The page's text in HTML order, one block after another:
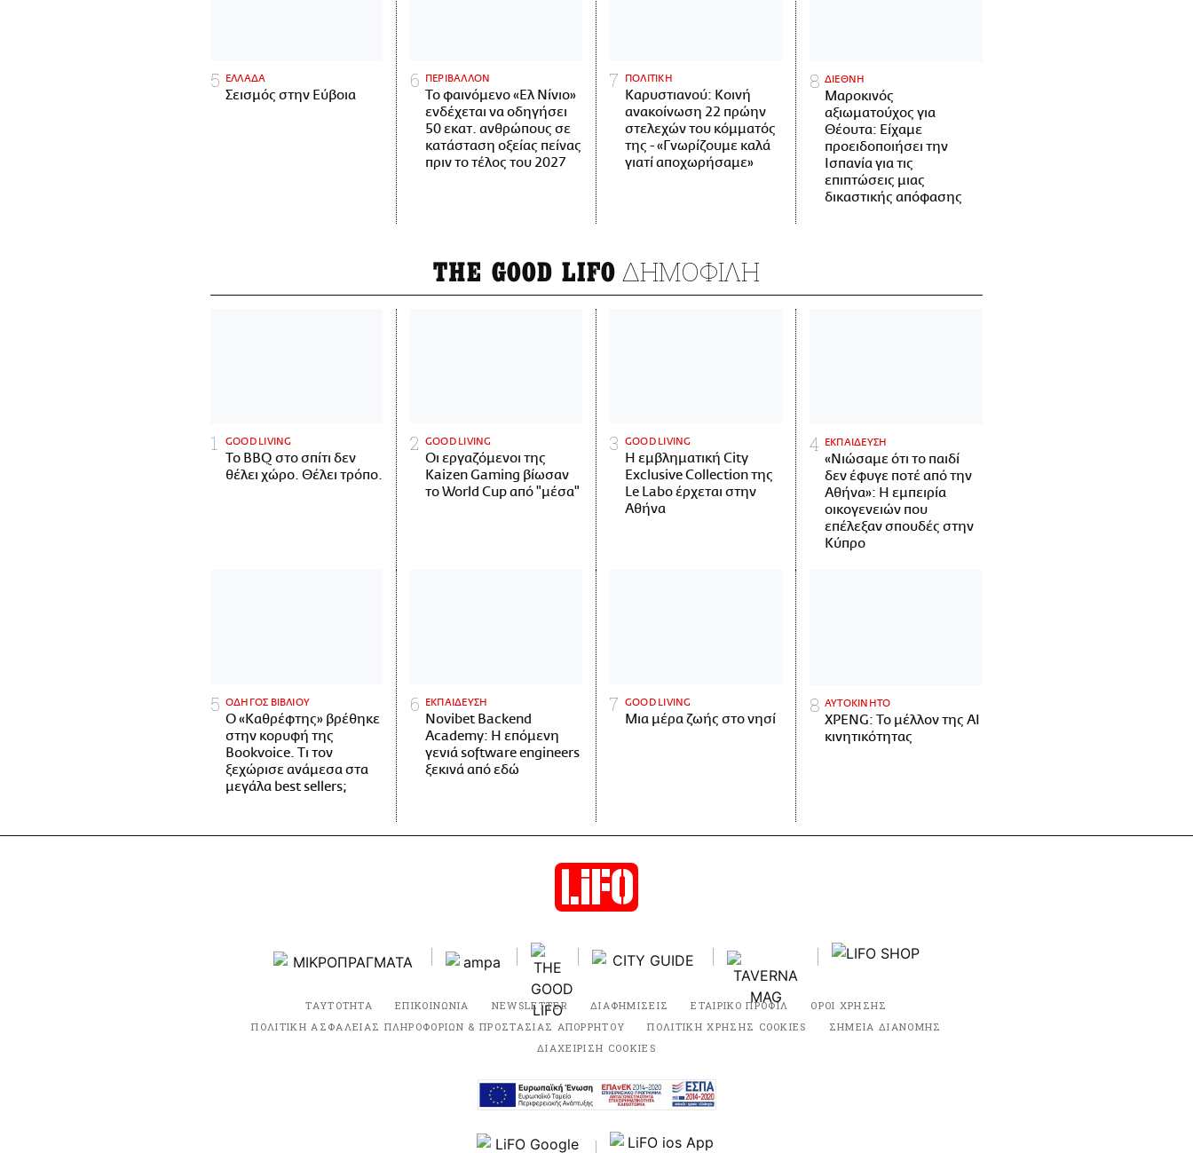
ΕΛΛΑΔΑ
Σεισμός στην Εύβοια
ΠΕΡΙΒΑΛΛΟΝ
Το φαινόμενο «Ελ Νίνιο»
ενδέχεται να οδηγήσει
50 εκατ. ανθρώπους σε
κατάσταση οξείας πείνας
πριν το τέλος του 2027
ΠΟΛΙΤΙΚΗ
Καρυστιανού: Κοινή
ανακοίνωση 22 πρώην
στελεχών του κόμματός
της - «Γνωρίζουμε καλά
γιατί αποχωρήσαμε»
ΔΙΕΘΝΗ
Μαροκινός
αξιωματούχος για
Θέουτα: Είχαμε
προειδοποιήσει την
Ισπανία για τις
επιπτώσεις μιας
δικαστικής απόφασης
THE GOOD LIFO ΔΗΜΟΦΙΛΗ
GOOD LIVING
Το BBQ στο σπίτι δεν
θέλει χώρο. Θέλει τρόπο.
GOOD LIVING
Οι εργαζόμενοι της
Kaizen Gaming βίωσαν
το World Cup από "μέσα"
GOOD LIVING
Η εμβληματική City
Exclusive Collection της
Le Labo έρχεται στην
Αθήνα
ΕΚΠΑΙΔΕΥΣΗ
«Νιώσαμε ότι το παιδί
δεν έφυγε ποτέ από την
Αθήνα»: Η εμπειρία
οικογενειών που
επέλεξαν σπουδές στην
Κύπρο
ΟΔΗΓΟΣ ΒΙΒΛΙΟΥ
Ο «Καθρέφτης» βρέθηκε
στην κορυφή της
Bookvoice. Τι τον
ξεχώρισε ανάμεσα στα
μεγάλα best sellers;
ΕΚΠΑΙΔΕΥΣΗ
Novibet Backend
Academy: Η επόμενη
γενιά software engineers
ξεκινά από εδώ
GOOD LIVING
Μια μέρα ζωής στο νησί
ΑΥΤΟΚΙΝΗΤΟ
XPENG: Το μέλλον της AI
κινητικότητας
ΤΑΥΤΟΤΗΤΑ ΕΠΙΚΟΙΝΩΝΙΑ NEWSLETTER ΔΙΑΦΗΜΙΣΕΙΣ ΕΤΑΙΡΙΚΟ ΠΡΟΦΙΛ
ΟΡΟΙ ΧΡΗΣΗΣ
ΠΟΛΙΤΙΚΗ ΑΣΦΑΛΕΙΑΣ ΠΛΗΡΟΦΟΡΙΩΝ & ΠΡΟΣΤΑΣΙΑΣ ΑΠΟΡΡΗΤΟΥ
ΠΟΛΙΤΙΚΗ ΧΡΗΣΗΣ COOKIES
ΣΗΜΕΙΑ ΔΙΑΝΟΜΗΣ
ΔΙΑΧΕΙΡΙΣΗ COOKIES